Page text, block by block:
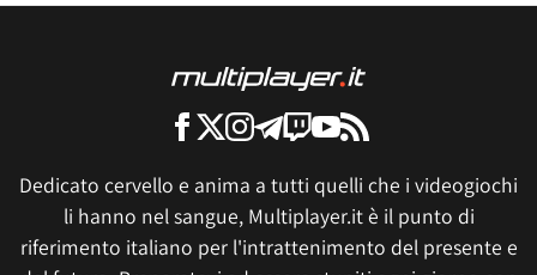
Dedicato cervello e anima a tutti quelli che i videogiochi
li hanno nel sangue, Multiplayer.it è il punto di
riferimento italiano per l'intrattenimento del presente e